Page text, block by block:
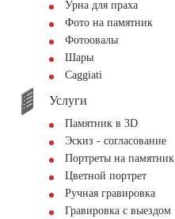
Урна для праха
Фото на памятник
Фотоовалы
Шары
Сaggiati
Услуги
Памятник в 3D
Эскиз - согласование
Портреты на памятник
Цветной портрет
Ручная гравировка
Гравировка с выездом